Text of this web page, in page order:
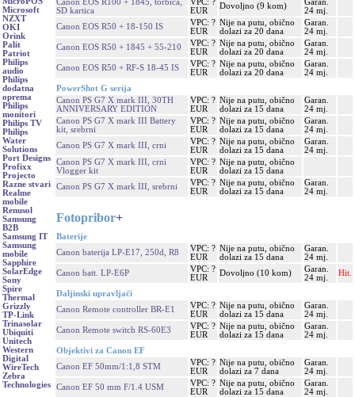
Microsoft
NZXT
OKI
Orink
Palit
Patriot
Philips
audio
Philips
dodatna
oprema
Philips
monitori
Philips TV
Philips
Water
Solutions
Port Designs
Profixx
Projecto
Razne stvari
Realme
mobile
Renusol
Samsung
B2B
Samsung IT
Samsung
mobile
Sapphire
SolarEdge
Sony
Spire
Thermal
Grizzly
TP-Link
Trinasolar
Ubiquiti
Unitech
Western
Digital
WireTech
Zebra
Technologies
SD kartica
EUR
Dovoljno (9 kom)
24 mj.
Canon EOS R50 + 18-150 IS
VPC: ?
EUR
Nije na putu, obično
dolazi za 20 dana
Garan.
24 mj.
Canon EOS R50 + 1845 + 55-210
VPC: ?
EUR
Nije na putu, obično
dolazi za 20 dana
Garan.
24 mj.
Canon EOS R50 + RF-S 18-45 IS
VPC: ?
EUR
Nije na putu, obično
dolazi za 20 dana
Garan.
24 mj.
PowerShot G serija
Canon PS G7 X mark III, 30TH
ANNIVERSARY EDITION
VPC: ?
EUR
Nije na putu, obično
dolazi za 15 dana
Garan.
24 mj.
Canon PS G7 X mark III Battery
kit, srebrni
VPC: ?
EUR
Nije na putu, obično
dolazi za 15 dana
Garan.
24 mj.
Canon PS G7 X mark III, crni
VPC: ?
EUR
Nije na putu, obično
dolazi za 15 dana
Garan.
24 mj.
Canon PS G7 X mark III, crni
Vlogger kit
VPC: ?
EUR
Nije na putu, obično
dolazi za 15 dana
Canon PS G7 X mark III, srebrni
VPC: ?
EUR
Nije na putu, obično
dolazi za 15 dana
Garan.
24 mj.
Fotopribor+
Baterije
Canon baterija LP-E17, 250d, R8
VPC: ?
EUR
Nije na putu, obično
dolazi za 15 dana
Garan.
24 mj.
Canon batt. LP-E6P
VPC: ?
EUR
Dovoljno (10 kom)
Garan.
24 mj.
Hit.
Daljinski upravljači
Canon Remote controller BR-E1
VPC: ?
EUR
Nije na putu, obično
dolazi za 15 dana
Garan.
24 mj.
Canon Remote switch RS-60E3
VPC: ?
EUR
Nije na putu, obično
dolazi za 15 dana
Garan.
24 mj.
Objektivi za Canon EF
Canon EF 50mm/1:1,8 STM
VPC: ?
EUR
Nije na putu, obično
dolazi za 7 dana
Garan.
24 mj.
Canon EF 50 mm F/1.4 USM
VPC: ?
EUR
Nije na putu, obično
dolazi za 15 dana
Garan.
24 mj.